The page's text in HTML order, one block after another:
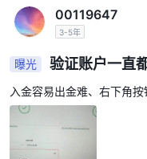
00119647
3-5年
曝光
验证账户一直
入金容易出金难、右下角